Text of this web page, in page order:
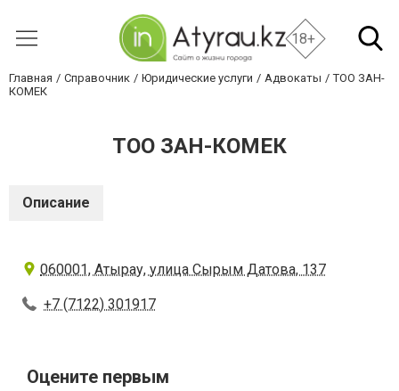
18+
Главная Справочник Юридические услуги Адвокаты
ТОО ЗАH-
КОМЕК
ТОО ЗАH-КОМЕК
Описание
060001, Атырау, улица Сырым Датова, 137
+7 (7122) 301917
Оцените первым